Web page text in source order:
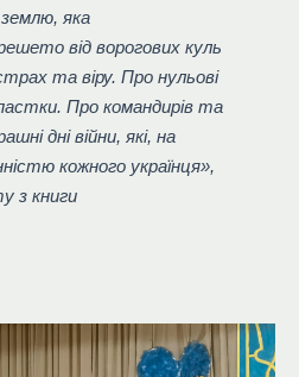
яка
від ворогових куль
та віру. Про нульові
Про командирів та
дні війни, які, на
кожного українця»,
з книги